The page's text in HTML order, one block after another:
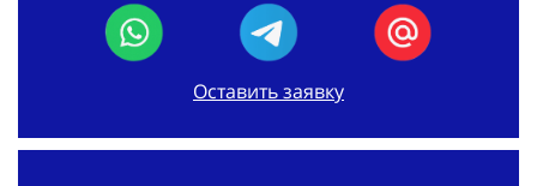
Оставить заявку